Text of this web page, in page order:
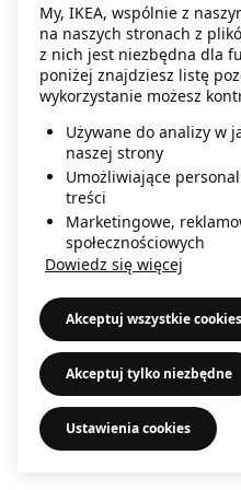
My, IKEA, wspólnie z
na naszych stronach z
z nich jest niezbędna dla
poniżej znajdziesz listę
wykorzystanie możesz
Używane do analizy w
naszej strony
Umożliwiające
treści
Marketingowe,
społecznościowych
Dowiedz się więcej
Akceptuj wszystkie cookies
Akceptuj tylko niezbędne
Ustawienia cookies